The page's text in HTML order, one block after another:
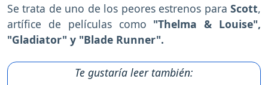
Se trata de uno de los peores estrenos para Scott,
artífice de películas como "Thelma & Louise",
"Gladiator" y "Blade Runner".
Te gustaría leer también: